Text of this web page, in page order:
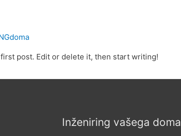
post. Edit or delete it, then start writing!
Inženiring vašega doma